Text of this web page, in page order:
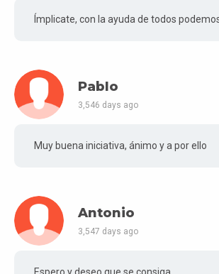
Ímplicate, con la ayuda de todos
Pablo
3,546 days ago
Muy buena iniciativa, ánimo y a por ello
Antonio
3,547 days ago
Espero y deseo que se consiga.